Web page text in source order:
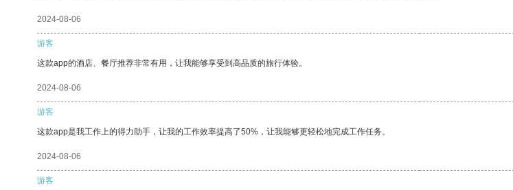
2024-08-06
游客
这款app的酒店、餐厅推荐非常有用，让我能够享受到高品质的旅行体验。
2024-08-06
游客
这款app是我工作上的得力助手，让我的工作效率提高了50%，让我能够更轻松地完成工作任务。
2024-08-06
游客